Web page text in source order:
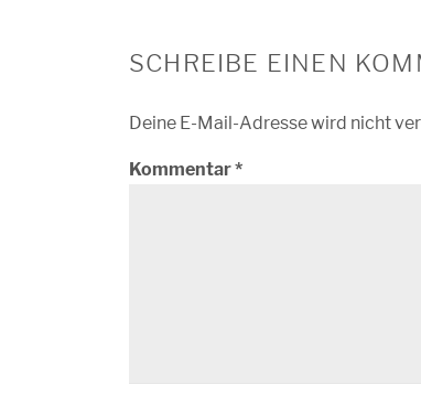
SCHREIBE EINEN
Deine E-Mail-Adresse wird nicht
Kommentar*